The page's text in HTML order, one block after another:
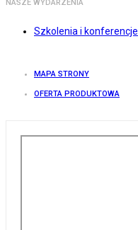
NASZE WYDARZENIA
Szkolenia i konferencje
MAPA STRONY
OFERTA PRODUKTOWA